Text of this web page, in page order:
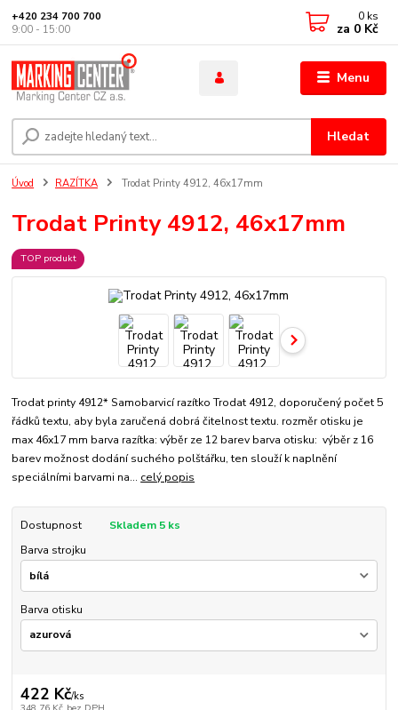
Menu
Hledat
+420 234 700 700
9:00 - 15:00
0 ks
za 0 Kč
Úvod RAZÍTKA Trodat Printy 4912, 46x17mm
Trodat Printy 4912, 46x17mm
TOP produkt
Trodat printy 4912* Samobarvicí razítko Trodat 4912, doporučený počet 5
řádků textu, aby byla zaručená dobrá čitelnost textu. rozměr otisku je
max 46x17 mm barva razítka: výběr ze 12 barev barva otisku: výběr z 16
barev možnost dodání suchého polštářku, ten slouží k naplnění
speciálními barvami na... celý popis
Dostupnost
Skladem 5 ks
Barva strojku
Barva otisku
422 Kč/ks